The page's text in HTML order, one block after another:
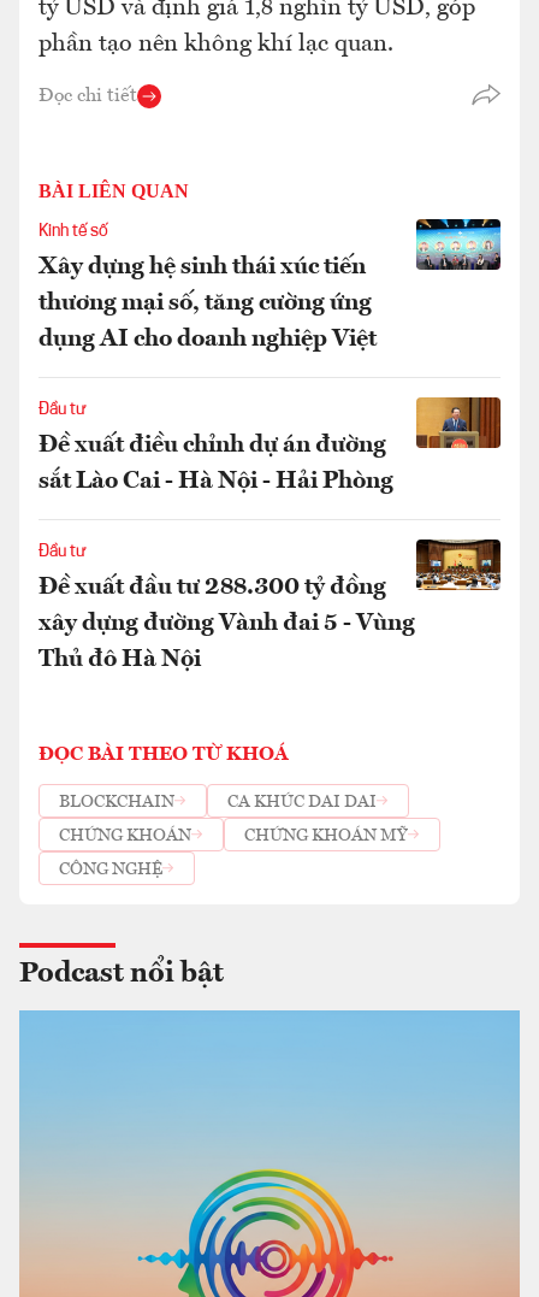
tỷ USD và định giá 1,8 nghìn tỷ USD, góp
phần tạo nên không khí lạc quan.
Đọc chi tiết
BÀI LIÊN QUAN
Kinh tế số
Xây dựng hệ sinh thái xúc tiến
thương mại số, tăng cường ứng
dụng AI cho doanh nghiệp Việt
Đầu tư
Đề xuất điều chỉnh dự án đường
sắt Lào Cai - Hà Nội - Hải Phòng
Đầu tư
Đề xuất đầu tư 288.300 tỷ đồng
xây dựng đường Vành đai 5 - Vùng
Thủ đô Hà Nội
ĐỌC BÀI THEO TỪ KHOÁ
BLOCKCHAIN
CA KHÚC DAI DAI
CHỨNG KHOÁN
CHỨNG KHOÁN MỸ
CÔNG NGHỆ
Podcast nổi bật